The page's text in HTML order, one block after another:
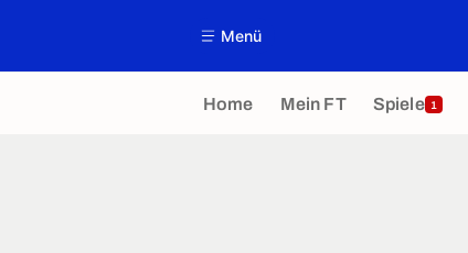
Menü
Home Mein FT Spiele 1